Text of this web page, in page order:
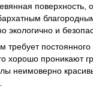
поверхность,
экологично и
требует
хорошо проникают
неимоверно